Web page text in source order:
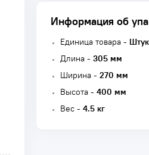
Информация об
Единица товара -
Длина - 305 мм
Ширина - 270 мм
Высота - 400 мм
Вес - 4.5 кг